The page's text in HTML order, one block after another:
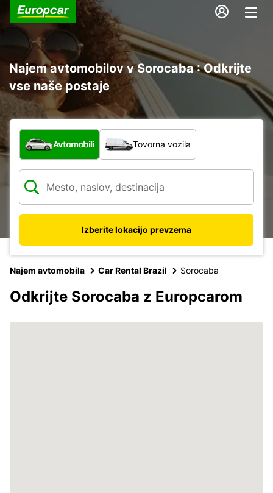
Najem avtomobilov v Sorocaba : Odkrijte
vse naše postaje
Katera vrsta vozila?
Avtomobili Tovorna vozila
Izberite lokacijo prevzema
Najem avtomobila Car Rental Brazil Sorocaba
Odkrijte Sorocaba z Europcarom